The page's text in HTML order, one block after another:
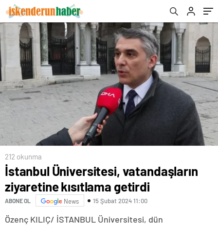
212 okunma
İstanbul Üniversitesi, vatandaşların
ziyaretine kısıtlama getirdi
ABONE OL News 15 Şubat 2024 11:00
Özenç KILIÇ/ İSTANBUL Üniversitesi, dün